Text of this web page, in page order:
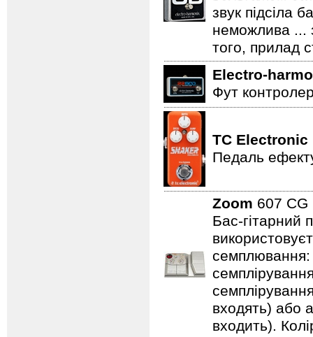
звук підсіла
неможлива ...
того, прилад
Electro-
Фут
TC Electronic
Педаль
Zoom 607
Бас-гітарний
семплювання:
входять) або
входить).